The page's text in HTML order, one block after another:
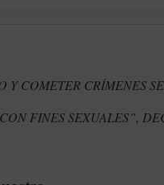
Y COMETER CRÍMENES
FINES SEXUALES”,